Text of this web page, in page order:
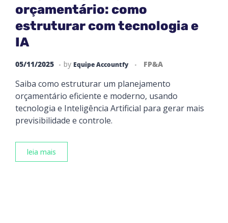
orçamentário: como
estruturar com tecnologia e
IA
05/11/2025 by Equipe Accountfy FP&A
Saiba como estruturar um planejamento
orçamentário eficiente e moderno, usando
tecnologia e Inteligência Artificial para gerar mais
previsibilidade e controle.
leia mais